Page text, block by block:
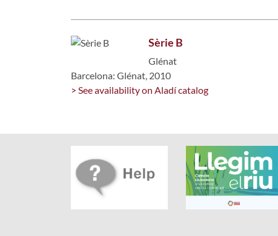
Sèrie B
Glénat
Barcelona: Glénat, 2010
> See availability on Aladí catalog